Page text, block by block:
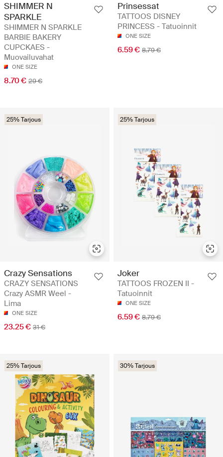
SHIMMER N
SPARKLE
SHIMMER N SPARKLE
BARBIE BAKERY
CUPCKAES -
Muovailuvahat
ONE SIZE
8.70 € 29 €
Prinsessat
TATTOOS DISNEY
PRINCESS - Tatuoinnit
ONE SIZE
6.59 € 8.79 €
25% Tarjous
Crazy Sensations
CRAZY SENSATIONS
Crazy ASMR Weel -
Lima
ONE SIZE
23.25 € 31 €
25% Tarjous
Joker
TATTOOS FROZEN II -
Tatuoinnit
ONE SIZE
6.59 € 8.79 €
25% Tarjous 30% Tarjous